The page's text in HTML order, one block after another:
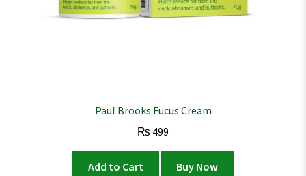
Paul Brooks Fucus Cream
₨ 499
Add to Cart Buy Now